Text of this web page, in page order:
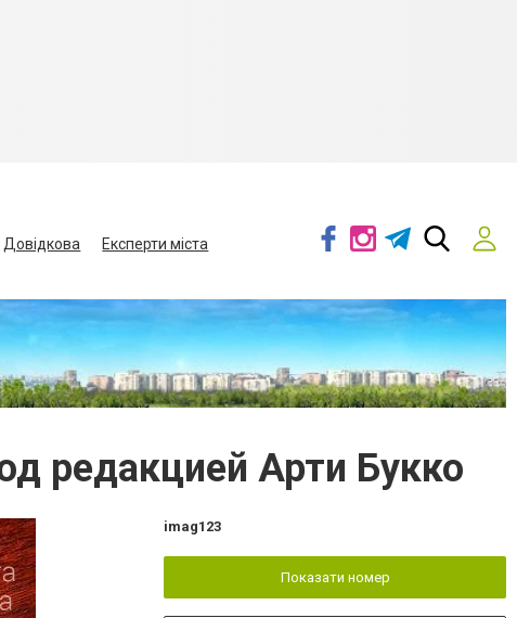
Довідкова
Експерти міста
редакцией Арти Букко
imag123
Показати номер